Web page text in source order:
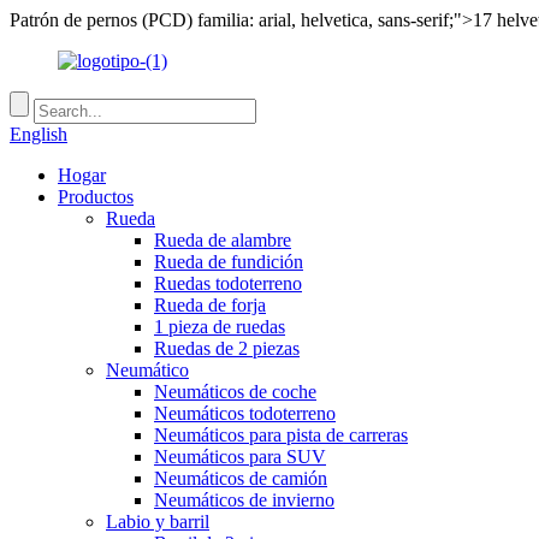
Patrón de pernos (PCD) familia: arial, helvetica, sans-serif;">17
English
Hogar
Productos
Rueda
Rueda de alambre
Rueda de fundición
Ruedas todoterreno
Rueda de forja
1 pieza de ruedas
Ruedas de 2 piezas
Neumático
Neumáticos de coche
Neumáticos todoterreno
Neumáticos para pista de carreras
Neumáticos para SUV
Neumáticos de camión
Neumáticos de invierno
Labio y barril